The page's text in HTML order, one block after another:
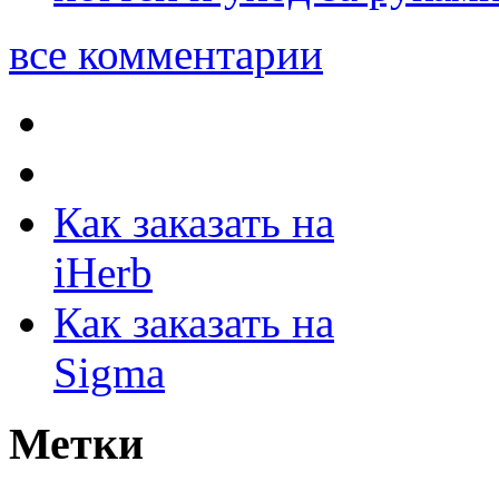
все комментарии
Как заказать на
iHerb
Как заказать на
Sigma
Метки